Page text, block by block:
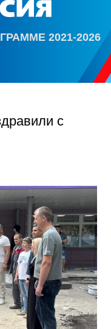
2021-2026
с